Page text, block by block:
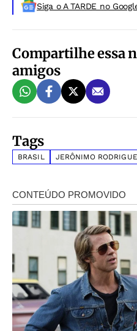
Siga o A TARDE no
Compartilhe essa
amigos
Tags
BRASIL JERÔNIMO